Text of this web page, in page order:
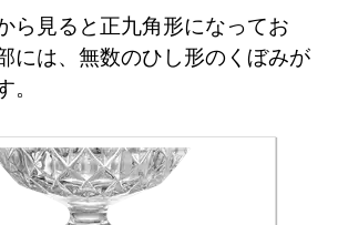
ら見ると正九角形になってお
には、無数のひし形のくぼみが